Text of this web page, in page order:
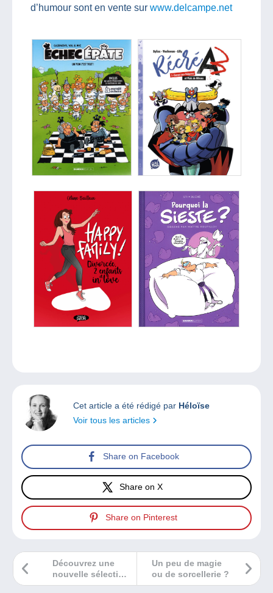
d’humour sont en vente sur www.delcampe.net
Cet article a été rédigé par Héloïse
Voir tous les articles
Share on Facebook
Share on X
Share on Pinterest
Un peu de magie
ou de sorcellerie ?
Découvrez une
nouvelle sélection
BD